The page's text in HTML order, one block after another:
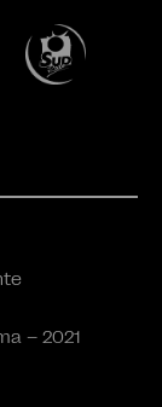
– 2021